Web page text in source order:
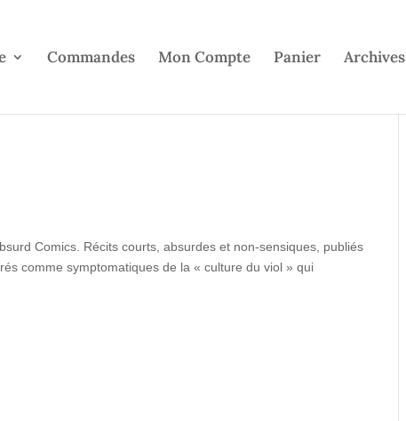
Commandes Mon Compte Panier Archives
Comics. Récits courts, absurdes et non-sensiques, publiés
comme symptomatiques de la « culture du viol » qui